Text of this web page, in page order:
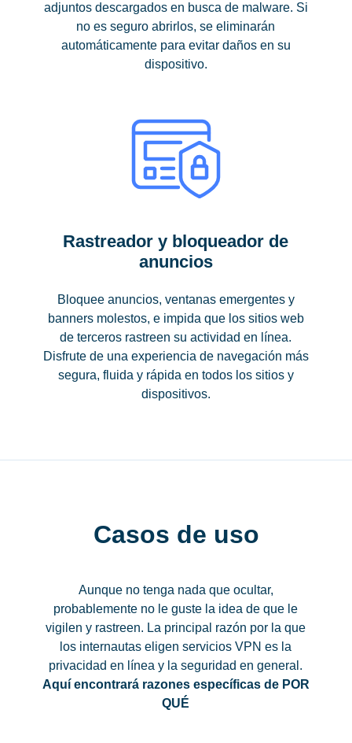
adjuntos descargados en busca de malware. Si
no es seguro abrirlos, se eliminarán
automáticamente para evitar daños en su
dispositivo.
Rastreador y bloqueador de
anuncios
Bloquee anuncios, ventanas emergentes y
banners molestos, e impida que los sitios web
de terceros rastreen su actividad en línea.
Disfrute de una experiencia de navegación más
segura, fluida y rápida en todos los sitios y
dispositivos.
Casos de uso
Aunque no tenga nada que ocultar,
probablemente no le guste la idea de que le
vigilen y rastreen. La principal razón por la que
los internautas eligen servicios VPN es la
privacidad en línea y la seguridad en general.
Aquí encontrará razones específicas de POR
QUÉ